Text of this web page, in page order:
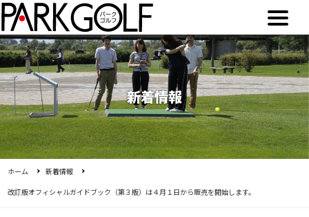
新着情報
ホーム
新着情報
改訂版オフィシャルガイドブック（第３版）は４月１日から販売を開始します。